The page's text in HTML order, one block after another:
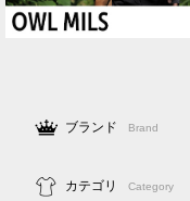
ブランド Brand
カテゴリ Category